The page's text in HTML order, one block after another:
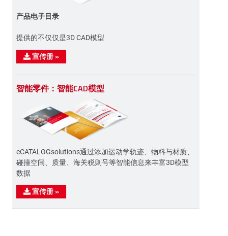
产品电子目录
提供的不仅仅是3D CAD模型
宣传册 »
智能零件：智能CAD模型
eCATALOGsolutions通过添加运动学轨迹、物料与材质、
碰撞空间、质量、海关税则号等智能信息来丰富3D模型
数据
宣传册 »